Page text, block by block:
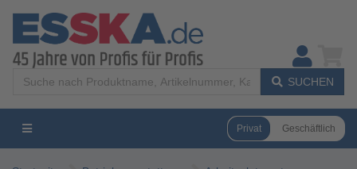
SUCHEN
Privat Geschäftlich